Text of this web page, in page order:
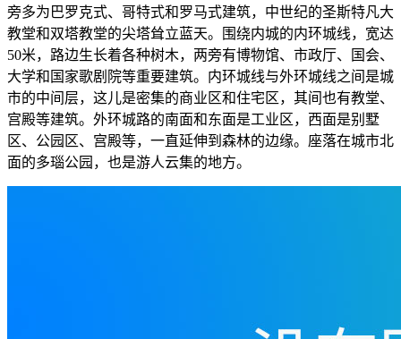
旁多为巴罗克式、哥特式和罗马式建筑，中世纪的圣斯特凡大
教堂和双塔教堂的尖塔耸立蓝天。围绕内城的内环城线，宽达
50米，路边生长着各种树木，两旁有博物馆、市政厅、国会、
大学和国家歌剧院等重要建筑。内环城线与外环城线之间是城
市的中间层，这儿是密集的商业区和住宅区，其间也有教堂、
宫殿等建筑。外环城路的南面和东面是工业区，西面是别墅
区、公园区、宫殿等，一直延伸到森林的边缘。座落在城市北
面的多瑙公园，也是游人云集的地方。